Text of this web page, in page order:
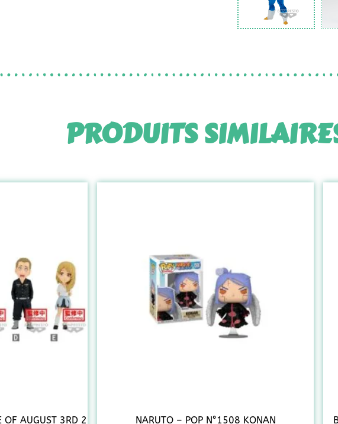
PRODUITS
OF AUGUST 3RD 2 NARUTO – POP N°1508 KONAN